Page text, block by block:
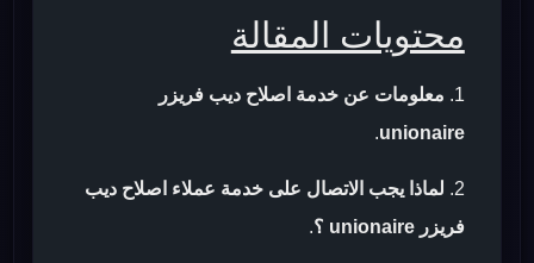
محتويات المقالة
معلومات عن خدمة اصلاح ديب فريزر
unionaire
.
لماذا يجب الاتصال على خدمة عملاء اصلاح ديب
فريزر unionaire ؟
.